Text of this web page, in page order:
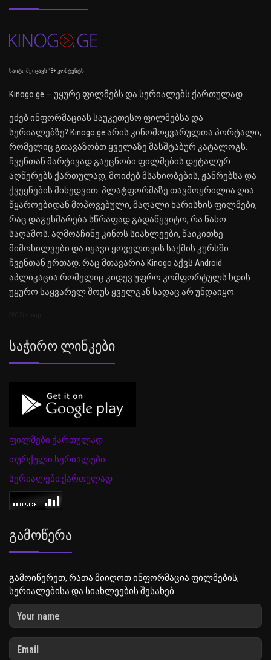
საიტი შეიცავს 18+ კონტენტს
Kinogo.ge — უყურე ფილმებს და სერიალებს ქართულად.
ეძებ ინფორმაციას საუკეთესო ფილმებსა და
სერიალებზე? Kinogo.ge არის კინომოყვარულთა პორტალი,
რომელიც გთავაზობთ ყველაზე მასშტაბურ კატალოგს.
ჩვენთან მარტივად გაეცნობი ფილმების დეტალურ
აღწერებს ქართულად, მოიძებ მსახიობების, ჟანრებსა და
ქვეყნების მიხედვით. პლატფორმაზე თავმოყრილია ღია
წყაროებიდან მოპოვებული, მაღალი ხარისხის ფილმები,
რაც დაგეხმარება სწრაფად გადაწყვიტო, რა ნახო
საღამოს. აღმოაჩინე კინოს სიახლეები, წაიკითხე
მიმოხილვები და იყავი ყოველთვის საქმის კურსში
ჩვენთან ერთად. რაც მთავარია Kinogo აქვს Android
აპლიკაცია რომელიც კიდევ უფრო კომფორტულს ხდის
უყურო საყვარელ შოუს ყველგან სადაც არ უნდაიყო.
Საჭირო Ლინკები
ფილმები ქართულად
თურქული სერიალები
სერიალები ქართულად
Გამოწერა
გამოიწერეთ, რათა მიიღოთ ინფორმაცია ფილმების,
სერიალებისა და სიახლეების შესახებ.